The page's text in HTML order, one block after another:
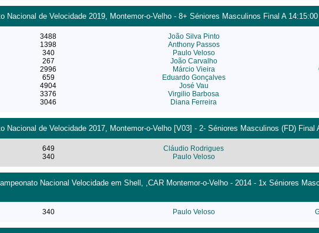
Nacional de Velocidade 2019, Montemor-o-Velho - 8+ Séniores Masculinos Final A 14:15:00
3488
1398
340
267
2996
659
4904
3376
3046
João Silva Pinto
Anthony Passos
Paulo Veloso
João Carvalho
Márcio Vieira
Eduardo Gonçalves
José Vau
Virgilio Barbosa
Diana Ferreira
Nacional de Velocidade 2017, Montemor-o-Velho [V03] - 2- Séniores Masculinos (FD) Final
649
340
Cláudio Rodrigues
Paulo Veloso
Nacional Velocidade em Shell, ,CAR Montemor-o-Velho - 2014 - 1x Séniores
340 Paulo Veloso